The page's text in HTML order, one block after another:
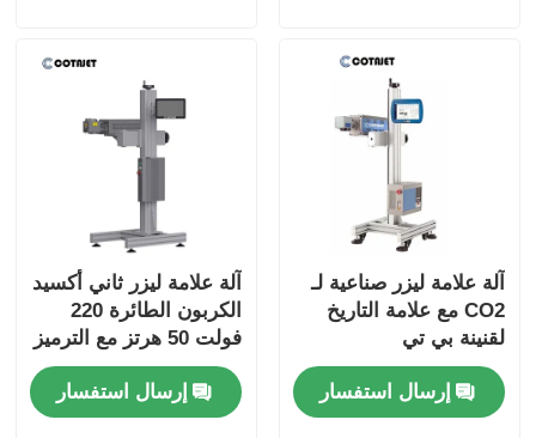
آلة علامة ليزر صناعية لـ
CO2 مع علامة التاريخ
لقنينة بي تي
إرسال استفسار
آلة علامة ليزر ثاني أكسيد
الكربون الطائرة 220
فولت 50 هرتز مع الترميز
/ العلامة
إرسال استفسار